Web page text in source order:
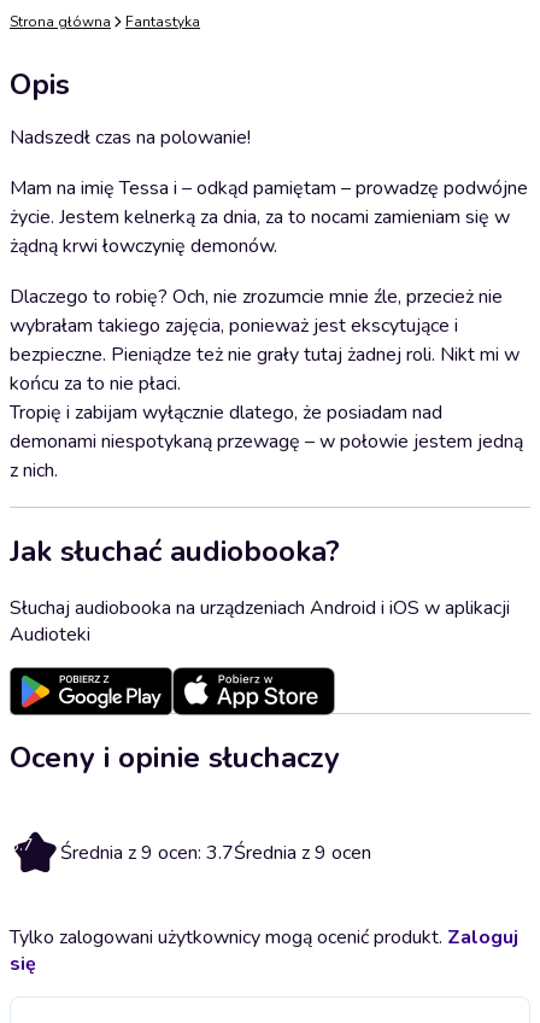
Strona główna Fantastyka
Opis
Nadszedł czas na polowanie!
Mam na imię Tessa i – odkąd pamiętam – prowadzę podwójne
życie. Jestem kelnerką za dnia, za to nocami zamieniam się w
żądną krwi łowczynię demonów.
Dlaczego to robię? Och, nie zrozumcie mnie źle, przecież nie
wybrałam takiego zajęcia, ponieważ jest ekscytujące i
bezpieczne. Pieniądze też nie grały tutaj żadnej roli. Nikt mi w
końcu za to nie płaci.
Tropię i zabijam wyłącznie dlatego, że posiadam nad
demonami niespotykaną przewagę – w połowie jestem jedną
z nich.
Jak słuchać audiobooka?
Słuchaj audiobooka na urządzeniach Android i iOS w aplikacji
Audioteki
Oceny i opinie słuchaczy
3.7 Średnia z 9 ocen: 3.7Średnia z 9 ocen
Tylko zalogowani użytkownicy mogą ocenić produkt. Zaloguj
się